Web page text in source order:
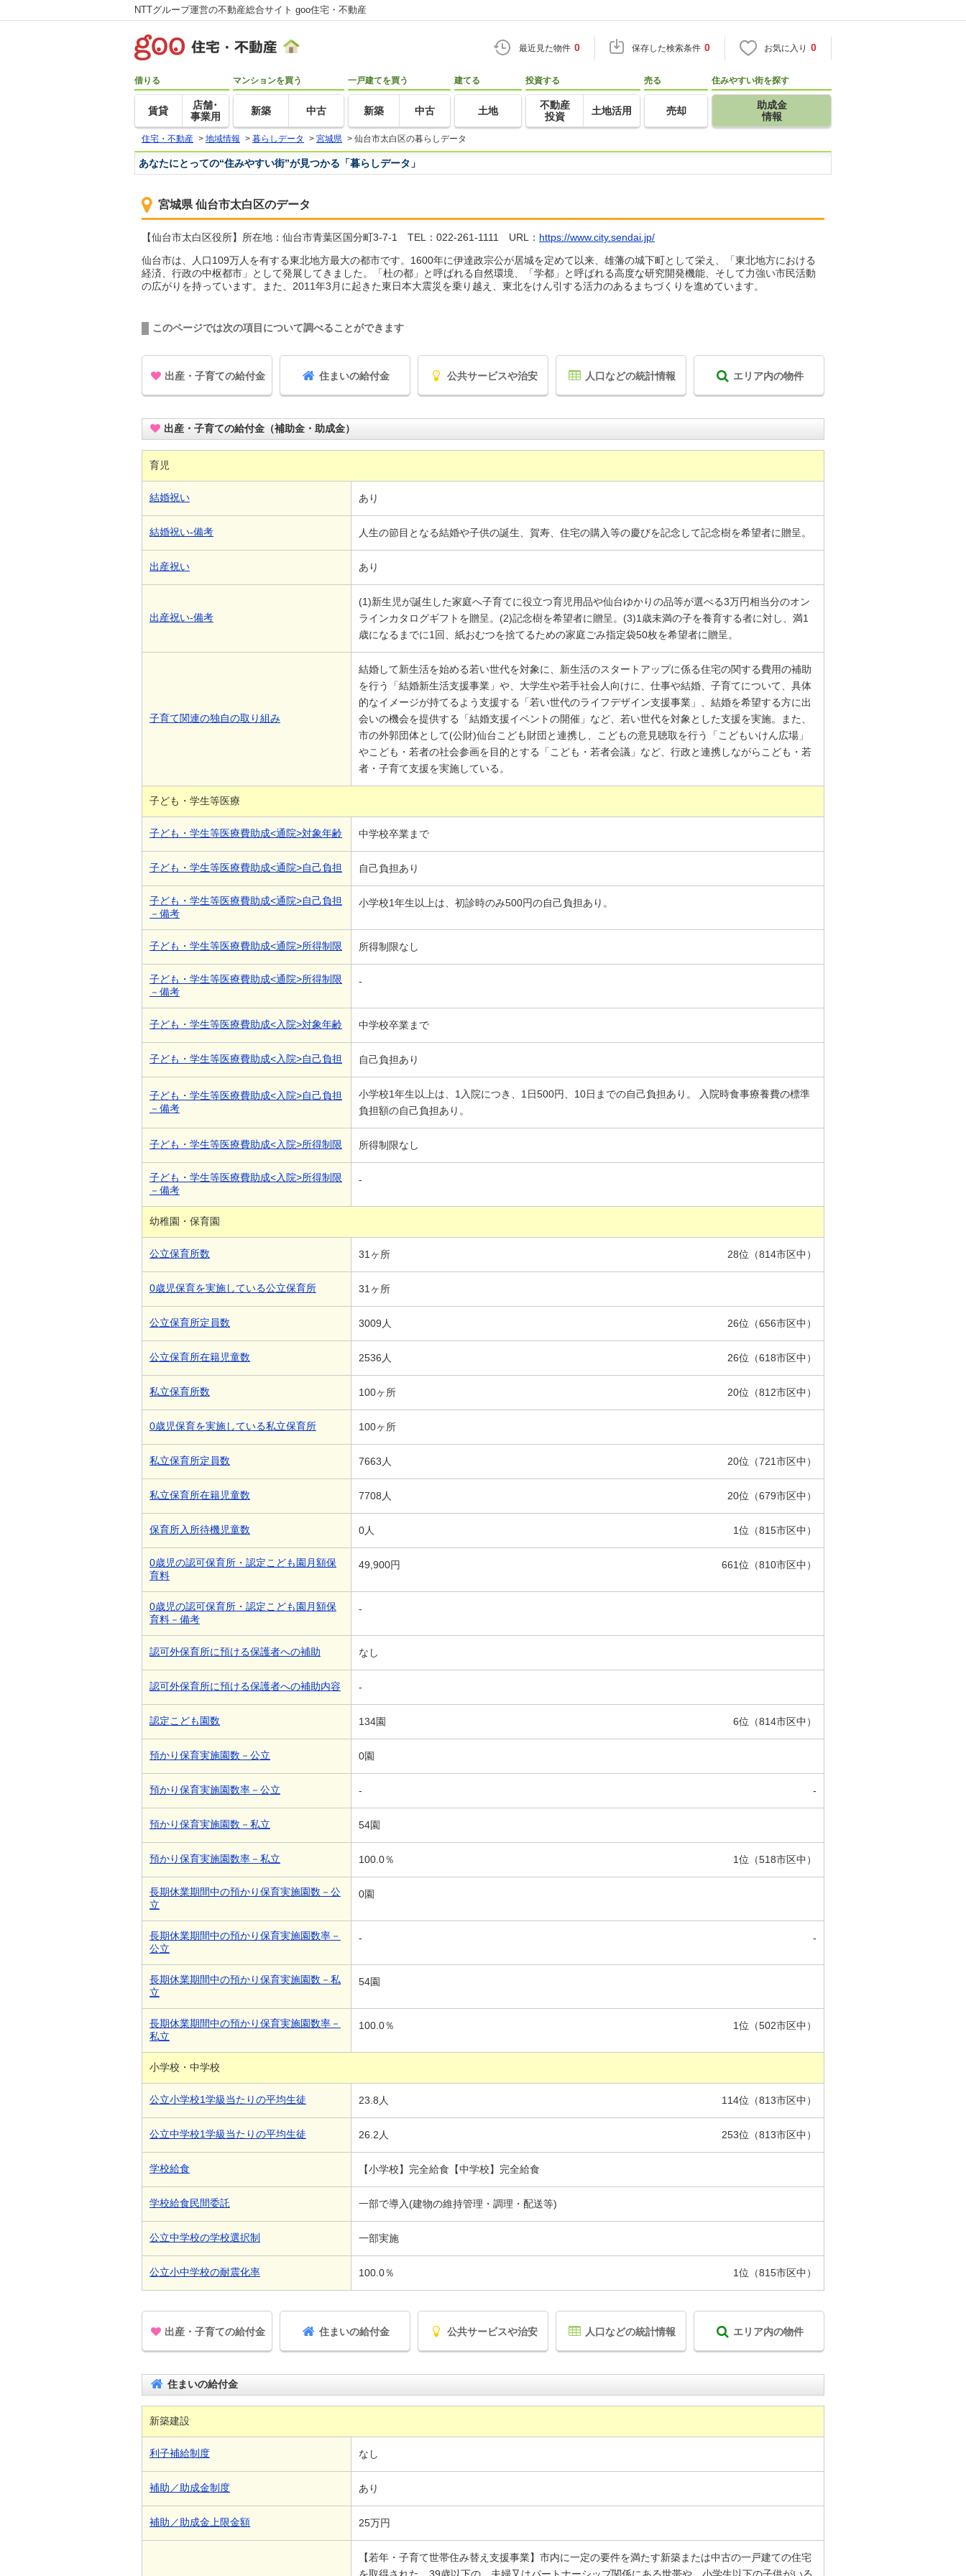
NTTグループ運営の不動産総合サイト goo住宅・不動産
最近見た物件 0 保存した検索条件 0 お気に入り 0
借りる
賃貸
店舗･
事業用
マンションを買う
新築 中古
一戸建てを買う
新築 中古
建てる
土地
投資する
不動産
投資
土地活用
売る
売却
住みやすい街を探す
助成金
情報
住宅・不動産 > 地域情報 > 暮らしデータ > 宮城県 > 仙台市太白区の暮らしデータ
あなたにとっての“住みやすい街”が見つかる「暮らしデータ」
宮城県 仙台市太白区のデータ
【仙台市太白区役所】所在地：仙台市青葉区国分町3-7-1 TEL：022-261-1111 URL： https://www.city.sendai.jp/
仙台市は、人口109万人を有する東北地方最大の都市です。1600年に伊達政宗公が居城を定めて以来、雄藩の城下町として栄え、「東北地方における
経済、行政の中枢都市」として発展してきました。「杜の都」と呼ばれる自然環境、「学都」と呼ばれる高度な研究開発機能、そして力強い市民活動
の広がりを持っています。また、2011年3月に起きた東日本大震災を乗り越え、東北をけん引する活力のあるまちづくりを進めています。
このページでは次の項目について調べることができます
出産・子育ての給付金 住まいの給付金 公共サービスや治安 人口などの統計情報 エリア内の物件
出産・子育ての給付金（補助金・助成金）
育児
結婚祝い あり
結婚祝い-備考 人生の節目となる結婚や子供の誕生、賀寿、住宅の購入等の慶びを記念して記念樹を希望者に贈呈。
出産祝い あり
出産祝い-備考
(1)新生児が誕生した家庭へ子育てに役立つ育児用品や仙台ゆかりの品等が選べる3万円相当分のオン
ラインカタログギフトを贈呈。(2)記念樹を希望者に贈呈。(3)1歳未満の子を養育する者に対し、満1
歳になるまでに1回、紙おむつを捨てるための家庭ごみ指定袋50枚を希望者に贈呈。
子育て関連の独自の取り組み
結婚して新生活を始める若い世代を対象に、新生活のスタートアップに係る住宅の関する費用の補助
を行う「結婚新生活支援事業」や、大学生や若手社会人向けに、仕事や結婚、子育てについて、具体
的なイメージが持てるよう支援する「若い世代のライフデザイン支援事業」、結婚を希望する方に出
会いの機会を提供する「結婚支援イベントの開催」など、若い世代を対象とした支援を実施。また、
市の外郭団体として(公財)仙台こども財団と連携し、こどもの意見聴取を行う「こどもいけん広場」
やこども・若者の社会参画を目的とする「こども・若者会議」など、行政と連携しながらこども・若
者・子育て支援を実施している。
子ども・学生等医療
子ども・学生等医療費助成<通院>対象年齢 中学校卒業まで
子ども・学生等医療費助成<通院>自己負担 自己負担あり
子ども・学生等医療費助成<通院>自己負担
－備考
小学校1年生以上は、初診時のみ500円の自己負担あり。
子ども・学生等医療費助成<通院>所得制限 所得制限なし
子ども・学生等医療費助成<通院>所得制限
－備考
-
子ども・学生等医療費助成<入院>対象年齢 中学校卒業まで
子ども・学生等医療費助成<入院>自己負担 自己負担あり
子ども・学生等医療費助成<入院>自己負担
－備考
小学校1年生以上は、1入院につき、1日500円、10日までの自己負担あり。 入院時食事療養費の標準
負担額の自己負担あり。
子ども・学生等医療費助成<入院>所得制限 所得制限なし
子ども・学生等医療費助成<入院>所得制限
－備考
-
幼稚園・保育園
公立保育所数 31ヶ所 28位（814市区中）
0歳児保育を実施している公立保育所 31ヶ所
公立保育所定員数 3009人 26位（656市区中）
公立保育所在籍児童数 2536人 26位（618市区中）
私立保育所数 100ヶ所 20位（812市区中）
0歳児保育を実施している私立保育所 100ヶ所
私立保育所定員数 7663人 20位（721市区中）
私立保育所在籍児童数 7708人 20位（679市区中）
保育所入所待機児童数 0人 1位（815市区中）
0歳児の認可保育所・認定こども園月額保
育料
49,900円 661位（810市区中）
0歳児の認可保育所・認定こども園月額保
育料－備考
-
認可外保育所に預ける保護者への補助 なし
認可外保育所に預ける保護者への補助内容 -
認定こども園数 134園 6位（814市区中）
預かり保育実施園数－公立 0園
預かり保育実施園数率－公立 - -
預かり保育実施園数－私立 54園
預かり保育実施園数率－私立 100.0％ 1位（518市区中）
長期休業期間中の預かり保育実施園数－公
立
0園
長期休業期間中の預かり保育実施園数率－
公立
- -
長期休業期間中の預かり保育実施園数－私
立
54園
長期休業期間中の預かり保育実施園数率－
私立
100.0％ 1位（502市区中）
小学校・中学校
公立小学校1学級当たりの平均生徒 23.8人 114位（813市区中）
公立中学校1学級当たりの平均生徒 26.2人 253位（813市区中）
学校給食 【小学校】完全給食【中学校】完全給食
学校給食民間委託 一部で導入(建物の維持管理・調理・配送等)
公立中学校の学校選択制 一部実施
公立小中学校の耐震化率 100.0％ 1位（815市区中）
出産・子育ての給付金 住まいの給付金 公共サービスや治安 人口などの統計情報 エリア内の物件
住まいの給付金
新築建設
利子補給制度 なし
補助／助成金制度 あり
補助／助成金上限金額 25万円
【若年・子育て世帯住み替え支援事業】市内に一定の要件を満たす新築または中古の一戸建ての住宅